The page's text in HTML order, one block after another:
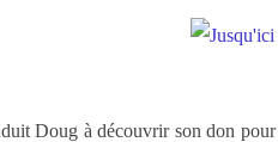
Doug à découvrir son don